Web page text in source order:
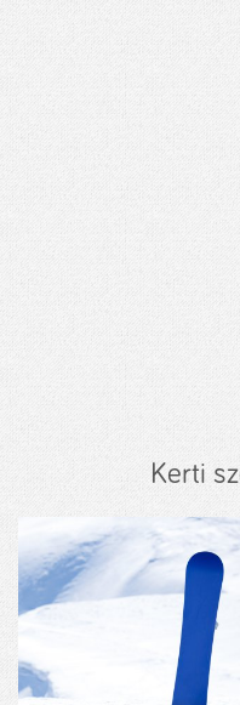
Kerti